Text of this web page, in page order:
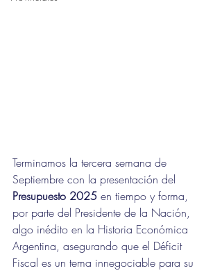
Terminamos la tercera semana de
Septiembre con la presentación del
Presupuesto 2025 en tiempo y forma,
por parte del Presidente de la Nación,
algo inédito en la Historia Económica
Argentina, asegurando que el Déficit
Fiscal es un tema innegociable para su